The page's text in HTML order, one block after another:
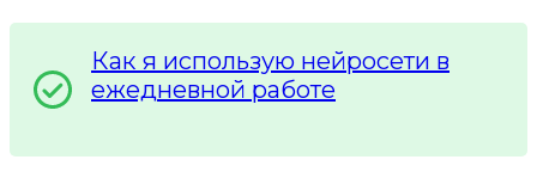
Как я использую нейросети в
ежедневной работе